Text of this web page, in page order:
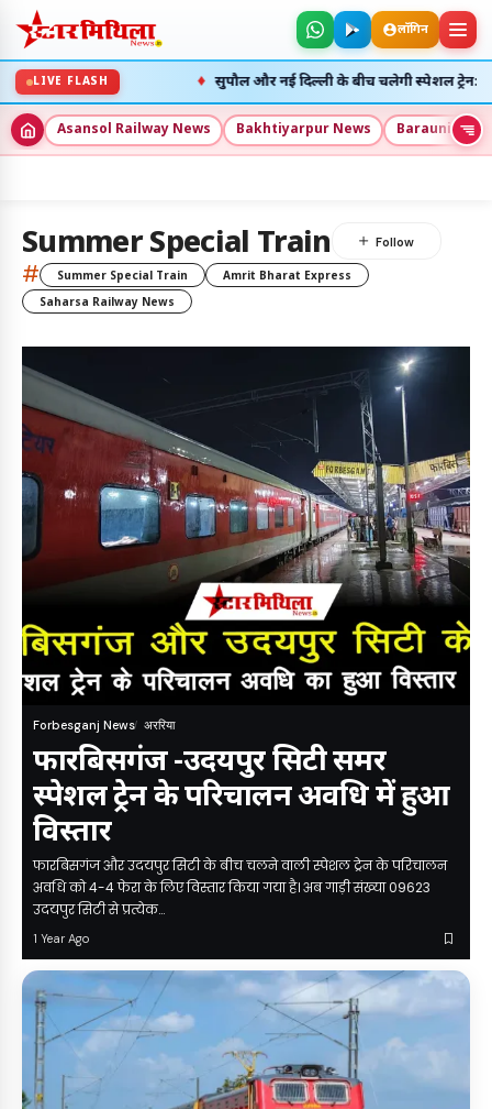
Asansol Railway News Bakhtiyarpur News Barauni News
लॉगिन
LIVE FLASH
रहेंगी रद्द सुपौल और नई दिल्ली के बीच चलेगी स्पेशल ट्रेन:
उदय: --:--
Summer Special Train
# Summer Special Train
Amrit Bharat Express
Saharsa Railway News
Forbesganj News अररिया
फारबिसगंज -उदयपुर सिटी समर
स्पेशल ट्रेन के परिचालन अवधि में हुआ
विस्तार
फारबिसगंज और उदयपुर सिटी के बीच चलने वाली स्पेशल ट्रेन के परिचालन
अवधि को 4-4 फेरा के लिए विस्तार किया गया है। अब गाड़ी संख्या 09623
उदयपुर सिटी से प्रत्येक…
1 Year Ago